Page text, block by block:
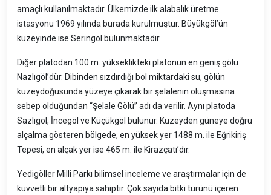
amaçlı kullanılmaktadır. Ülkemizde ilk alabalık üretme
istasyonu 1969 yılında burada kurulmuştur. Büyükgöl’ün
kuzeyinde ise Seringöl bulunmaktadır.
Diğer platodan 100 m. yükseklikteki platonun en geniş gölü
Nazlıgöl’dür. Dibinden sızdırdığı bol miktardaki su, gölün
kuzeydoğusunda yüzeye çıkarak bir şelalenin oluşmasına
sebep olduğundan “Şelale Gölü” adı da verilir. Aynı platoda
Sazlıgöl, İncegöl ve Küçükgöl bulunur. Kuzeyden güneye doğru
alçalma gösteren bölgede, en yüksek yer 1488 m. ile Eğrikiriş
Tepesi, en alçak yer ise 465 m. ile Kirazçatı’dır.
Yedigöller Milli Parkı bilimsel inceleme ve araştırmalar için de
kuvvetli bir altyapıya sahiptir. Çok sayıda bitki türünü içeren